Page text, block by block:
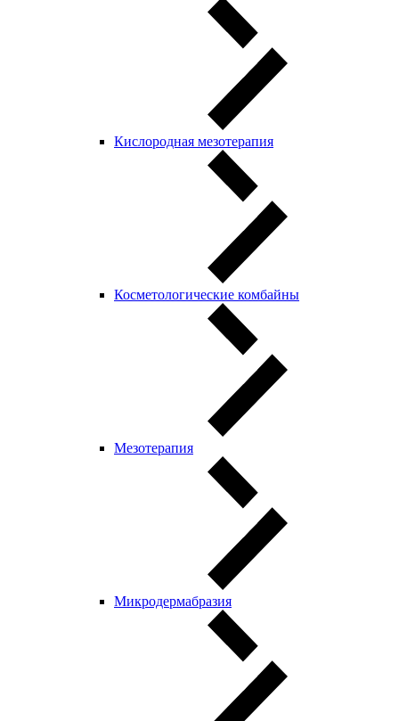
Кислородная мезотерапия
Косметологические комбайны
Мезотерапия
Микродермабразия